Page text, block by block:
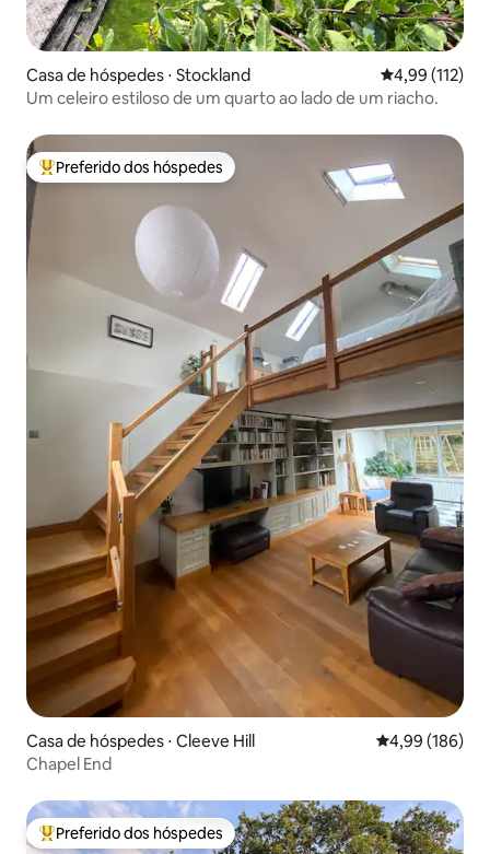
Casa de hóspedes ⋅ Stockland 4,99 de uma
4,99 (112)
Um celeiro estiloso de um quarto ao lado de um riacho.
Entre os melhores preferidos dos hóspedes
Preferido dos hóspedes
Casa de hóspedes ⋅ Cleeve Hill 4,99 de uma
4,99 (186)
Chapel End
Entre os melhores preferidos dos hóspedes
Preferido dos hóspedes